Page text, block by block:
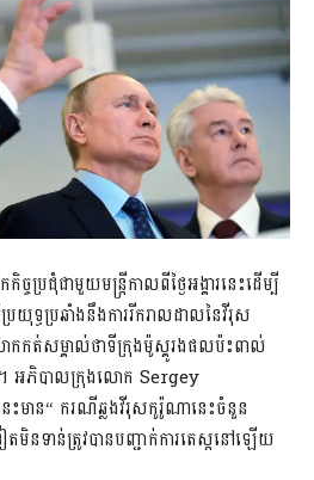
ច្ចប្រជុំជាមួយមន្រ្តីកាលពីថ្ងៃអង្គារនេះដើម្បី
រយុទ្ធប្រឆាំងនឹងការរីករាលដាលនៃវីរុស
កត់សម្គាល់ថាទីក្រុងម៉ូស្គូរងផលប៉ះពាល់
។ អភិបាលក្រុងលោក Sergey
មាន“ ករណីឆ្លងវីរុសកូរ៉ូណានេះចំនួន
ទាន់ត្រូវបានបញ្ជាក់ការតេស្តនៅឡើយ